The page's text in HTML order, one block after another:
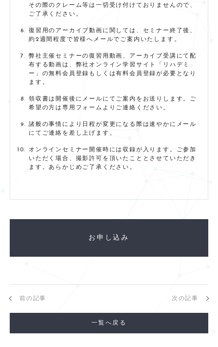
その際のクレーム等は一切受け付けておりませんので、
ご了承ください。
復習用のアーカイブ動画に関しては、セミナー終了後、
約2週間程度で皆様へメールでご案内いたします。
弊社主催セミナーの復習用動画、アーカイブ受講にて配
布する動画は、弊社オンライン学習サイト「リハデミ
ー」の無料会員登録もしくは有料会員登録が必要となり
ます。
領収書は開催後にメールにてご案内をお送りします。ご
希望の方は専用フォームよりご連絡ください。
諸般の事情により日程が変更になる際は速やかにメール
にてご連絡を差し上げます。
オンラインセミナー開催時には収録が入ります。ご参加
いただく場合、撮影許可を頂いたこととさせていただき
ます。あらかじめご了承ください。
お申し込み
前の記事 次の記事
一覧へ戻る